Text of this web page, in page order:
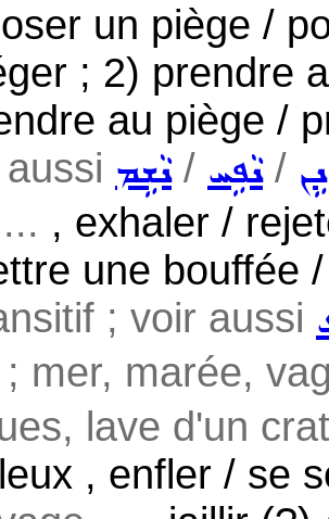
un piège /
; 2) prendre
au piège /
ܢܵܫܹܡ/ ܢܵܦܹܚ/
, exhaler /
une bouffée
; voir aussi
; mer, marée,
lave d'un
, enfler / se